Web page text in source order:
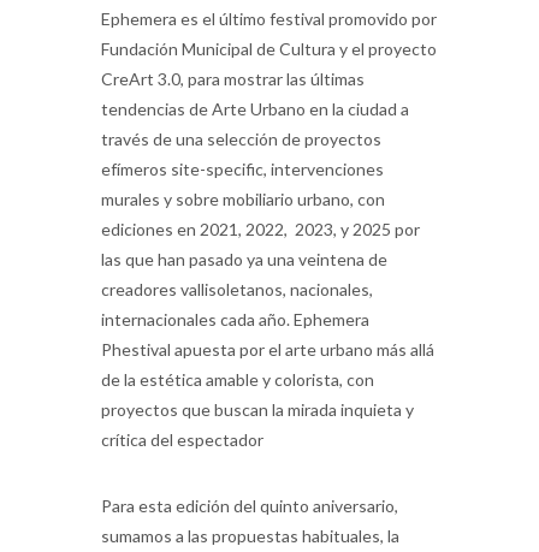
Ephemera es el último festival promovido por
Fundación Municipal de Cultura y el proyecto
CreArt 3.0, para mostrar las últimas
tendencias de Arte Urbano en la ciudad a
través de una selección de proyectos
efímeros site-specific, intervenciones
murales y sobre mobiliario urbano, con
ediciones en 2021, 2022, 2023, y 2025 por
las que han pasado ya una veintena de
creadores vallisoletanos, nacionales,
internacionales cada año. Ephemera
Phestival apuesta por el arte urbano más allá
de la estética amable y colorista, con
proyectos que buscan la mirada inquieta y
crítica del espectador
Para esta edición del quinto aniversario,
sumamos a las propuestas habituales, la